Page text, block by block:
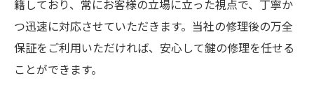
籍しており、常にお客様の立場に立った視点で、丁寧か
つ迅速に対応させていただきます。当社の修理後の万全
保証をご利用いただければ、安心して鍵の修理を任せる
ことができます。